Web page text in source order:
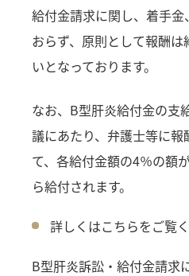
給付金請求に関し、着手
おらず、原則として報酬
いとなっております。
なお、B型肝炎給付金の支
議にあたり、弁護士等に
て、各給付金額の4％の額
ら給付されます。
詳しくはこちらをご覧く
B型肝炎訴訟・給付金請求